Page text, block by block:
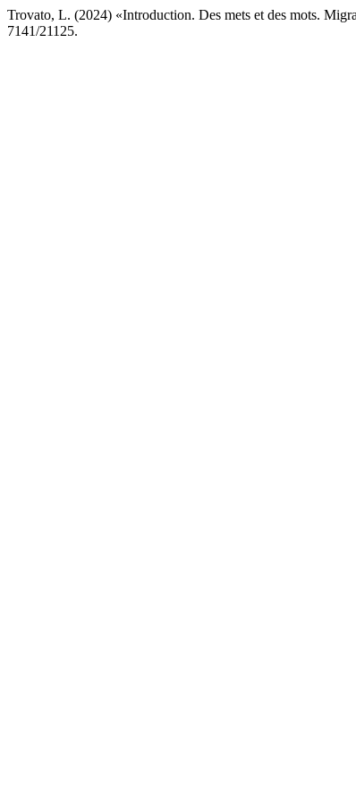
Trovato, L. (2024) «Introduction. Des mets et des mots.
7141/21125.